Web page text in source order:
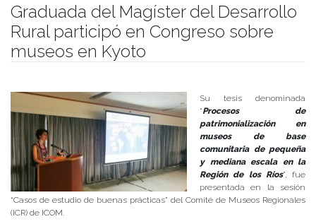
Graduada del Magíster del Desarrollo
Rural participó en Congreso sobre
museos en Kyoto
Su tesis denominada
“Procesos de
patrimonialización en
museos de base
comunitaria de pequeña
y mediana escala en la
Región de los Ríos”, fue
presentada en la sesión
“Casos de estudio de buenas prácticas” del Comité de Museos Regionales
(ICR) de ICOM.